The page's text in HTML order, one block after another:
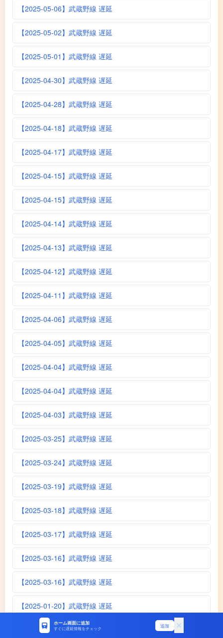
【2025-05-06】武蔵野線 遅延
【2025-05-02】武蔵野線 遅延
【2025-05-01】武蔵野線 遅延
【2025-04-30】武蔵野線 遅延
【2025-04-28】武蔵野線 遅延
【2025-04-18】武蔵野線 遅延
【2025-04-17】武蔵野線 遅延
【2025-04-15】武蔵野線 遅延
【2025-04-15】武蔵野線 遅延
【2025-04-14】武蔵野線 遅延
【2025-04-13】武蔵野線 遅延
【2025-04-12】武蔵野線 遅延
【2025-04-11】武蔵野線 遅延
【2025-04-06】武蔵野線 遅延
【2025-04-05】武蔵野線 遅延
【2025-04-04】武蔵野線 遅延
【2025-04-04】武蔵野線 遅延
【2025-04-03】武蔵野線 遅延
【2025-03-25】武蔵野線 遅延
【2025-03-24】武蔵野線 遅延
【2025-03-19】武蔵野線 遅延
【2025-03-18】武蔵野線 遅延
【2025-03-17】武蔵野線 遅延
【2025-03-16】武蔵野線 遅延
【2025-03-16】武蔵野線 遅延
【2025-01-20】武蔵野線 遅延
【2024-12-22】武蔵野線 遅延
ホーム画面に追加
すぐに遅延情報をチェック 追加